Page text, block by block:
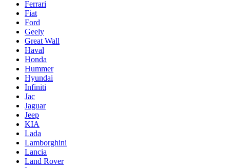
Ferrari
Fiat
Ford
Geely
Great Wall
Haval
Honda
Hummer
Hyundai
Infiniti
Jac
Jaguar
Jeep
KIA
Lada
Lamborghini
Lancia
Land Rover